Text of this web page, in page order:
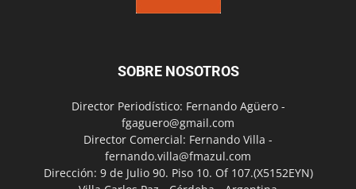
SOBRE NOSOTROS
Director Periodístico: Fernando Agüero -
fgaguero@gmail.com
Director Comercial: Fernando Villa -
fernando.villa@fmazul.com
Dirección: 9 de Julio 90. Piso 10. Of 107.(X5152EYN)